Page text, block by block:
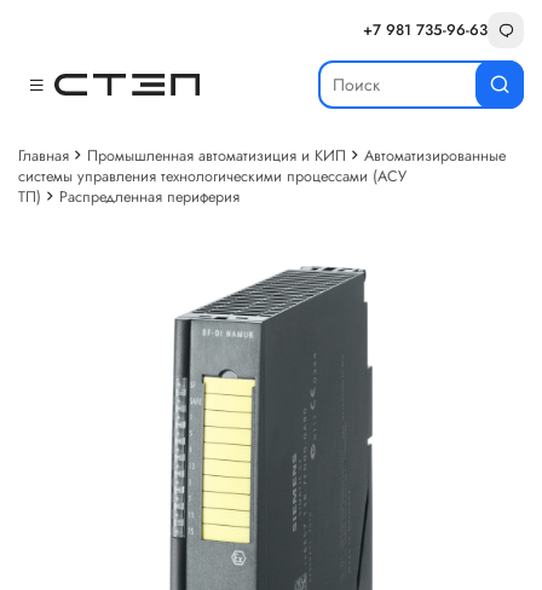
+7 981 735-96-63
Главная Промышленная автоматизиция и КИП
Автоматизированные
системы управления технологическими процессами (АСУ
ТП)
Распредленная периферия